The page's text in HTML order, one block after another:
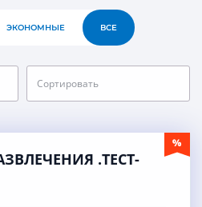
ЭКОНОМНЫЕ ВСЕ
Сортировать
.ТЕСТ-